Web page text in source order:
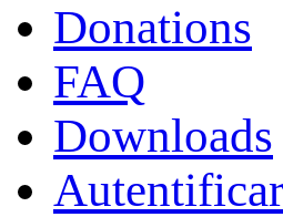
Donations
FAQ
Downloads